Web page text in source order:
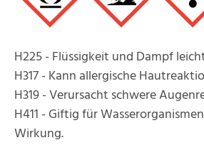
H225 - Flüssigkeit und Dampf
H317 - Kann allergische
H319 - Verursacht schwere
H411 - Giftig für
Wirkung.